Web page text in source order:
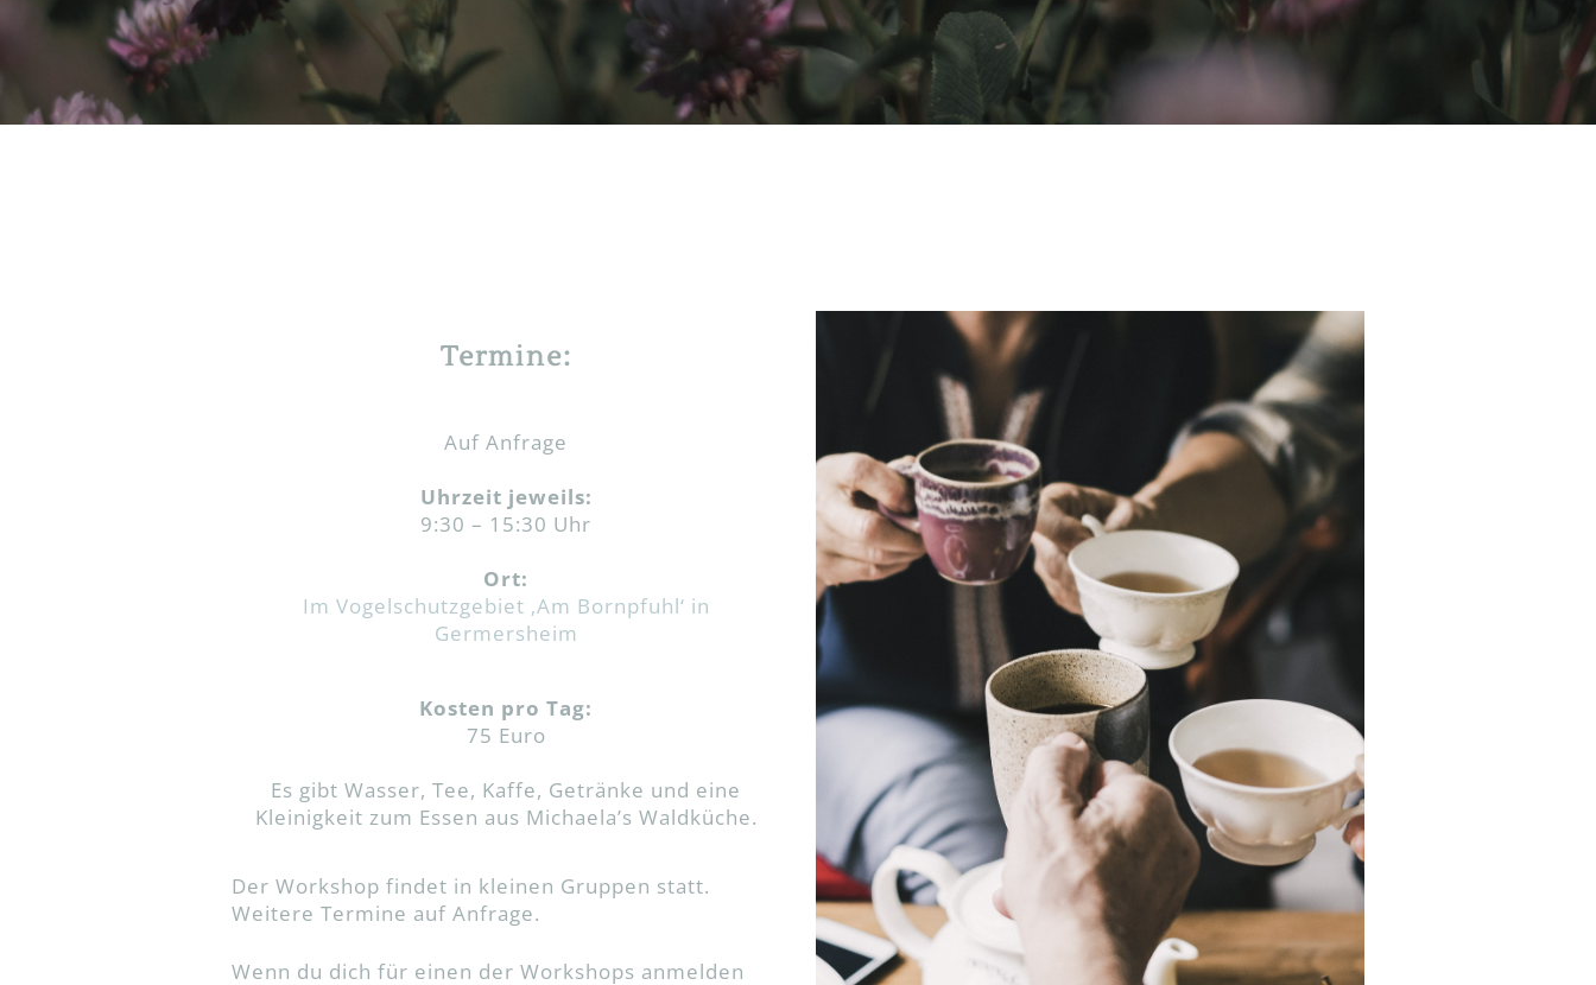
Termine:
Auf Anfrage
Uhrzeit jeweils:
9:30 – 15:30 Uhr
Ort:
Im Vogelschutzgebiet ‚Am Bornpfuhl‘ in
Germersheim
Kosten pro Tag:
75 Euro
Es gibt Wasser, Tee, Kaffe, Getränke und eine
Kleinigkeit zum Essen aus Michaela’s Waldküche.
Der Workshop findet in kleinen Gruppen statt.
Weitere Termine auf Anfrage.
Wenn du dich für einen der Workshops anmelden